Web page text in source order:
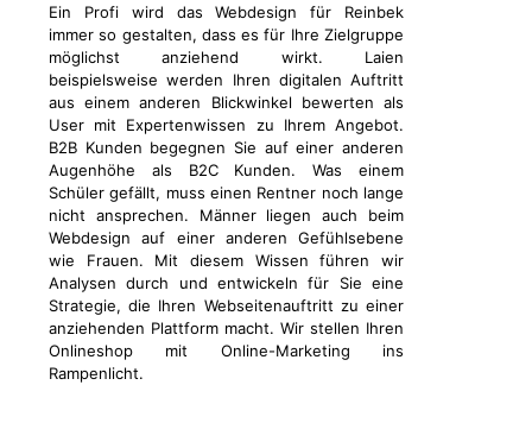
Ein Profi wird das Webdesign für Reinbek
immer so gestalten, dass es für Ihre Zielgruppe
möglichst anziehend wirkt. Laien
beispielsweise werden Ihren digitalen Auftritt
aus einem anderen Blickwinkel bewerten als
User mit Expertenwissen zu Ihrem Angebot.
B2B Kunden begegnen Sie auf einer anderen
Augenhöhe als B2C Kunden. Was einem
Schüler gefällt, muss einen Rentner noch lange
nicht ansprechen. Männer liegen auch beim
Webdesign auf einer anderen Gefühlsebene
wie Frauen. Mit diesem Wissen führen wir
Analysen durch und entwickeln für Sie eine
Strategie, die Ihren Webseitenauftritt zu einer
anziehenden Plattform macht. Wir stellen Ihren
Onlineshop mit Online-Marketing ins
Rampenlicht.